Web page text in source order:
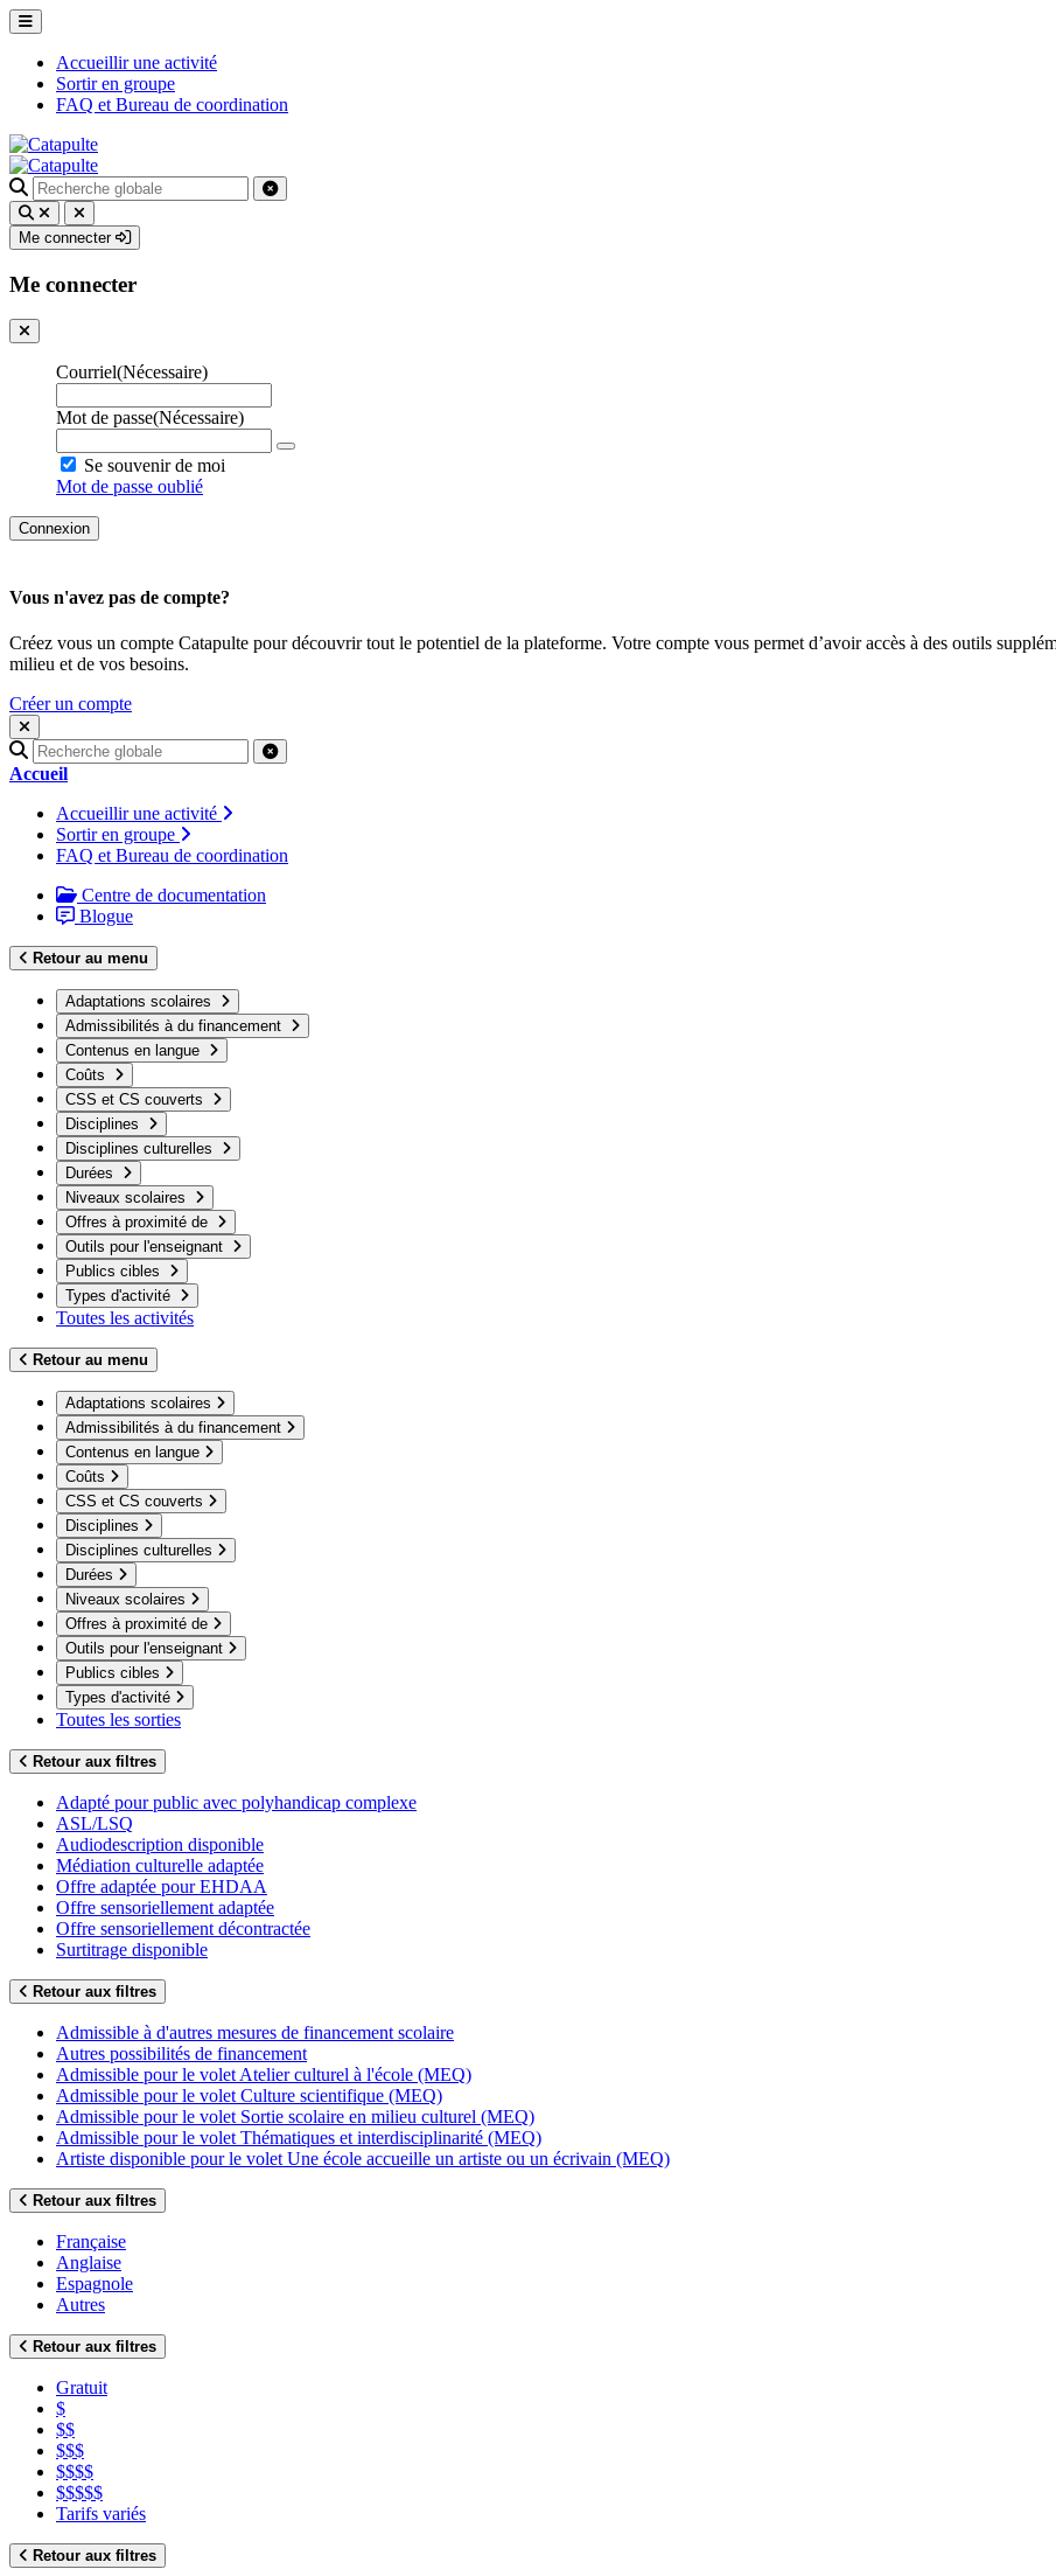
Accueillir une activité
Sortir en groupe
FAQ et Bureau de coordination
Recherche
pour
:
Me connecter
Me connecter
Courriel(Nécessaire)
Mot de passe(Nécessaire)
Se souvenir de moi
Mot de passe oublié
Vous n'avez pas de compte?
Créez vous un compte Catapulte pour découvrir tout le potentiel de la plateforme. Votre compte vous permet d’avoir accès à des outils
milieu et de vos besoins.
Créer un compte
Recherche
pour
Accueil
Accueillir une activité
Sortir en groupe
FAQ et Bureau de coordination
Centre de documentation
Blogue
Retour au menu
Adaptations scolaires
Admissibilités à du financement
Contenus en langue
Coûts
CSS et CS couverts
Disciplines
Disciplines culturelles
Durées
Niveaux scolaires
Offres à proximité de
Outils pour l'enseignant
Publics cibles
Types d'activité
Toutes les activités
Retour au menu
Adaptations scolaires
Admissibilités à du financement
Contenus en langue
Coûts
CSS et CS couverts
Disciplines
Disciplines culturelles
Durées
Niveaux scolaires
Offres à proximité de
Outils pour l'enseignant
Publics cibles
Types d'activité
Toutes les sorties
Retour aux filtres
Adapté pour public avec polyhandicap complexe
ASL/LSQ
Audiodescription disponible
Médiation culturelle adaptée
Offre adaptée pour EHDAA
Offre sensoriellement adaptée
Offre sensoriellement décontractée
Surtitrage disponible
Retour aux filtres
Admissible à d'autres mesures de financement scolaire
Autres possibilités de financement
Admissible pour le volet Atelier culturel à l'école (MEQ)
Admissible pour le volet Culture scientifique (MEQ)
Admissible pour le volet Sortie scolaire en milieu culturel (MEQ)
Admissible pour le volet Thématiques et interdisciplinarité (MEQ)
Artiste disponible pour le volet Une école accueille un artiste ou un écrivain (MEQ)
Retour aux filtres
Française
Anglaise
Espagnole
Autres
Retour aux filtres
Gratuit
$
$$
$$$
$$$$
$$$$$
Tarifs variés
Retour aux filtres